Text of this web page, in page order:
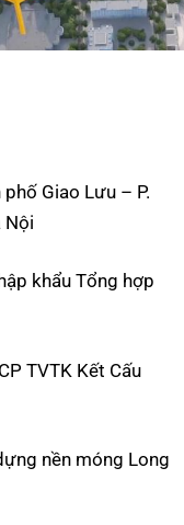
Giao Lưu – P.
Nội
khẩu Tổng hợp
TVTK Kết Cấu
nền móng Long